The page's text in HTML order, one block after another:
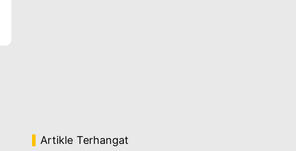
Artikle Terhangat